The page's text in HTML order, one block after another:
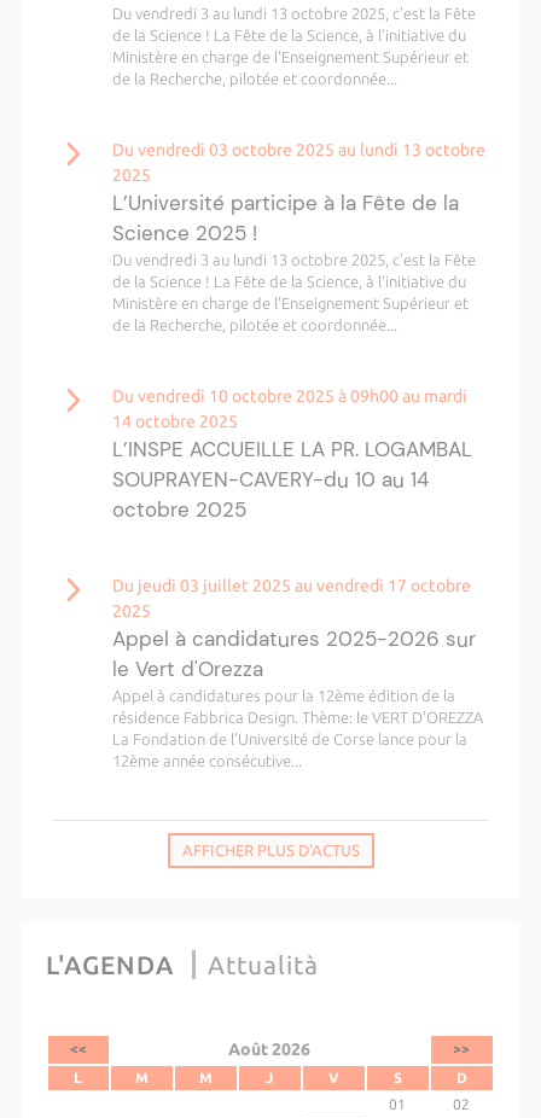
Du vendredi 3 au lundi 13 octobre 2025, c'est la Fête
de la Science ! La Fête de la Science, à l’initiative du
Ministère en charge de l’Enseignement Supérieur et
de la Recherche, pilotée et coordonnée...
Du vendredi 03 octobre 2025 au lundi 13 octobre
2025
L’Université participe à la Fête de la
Science 2025 !
Du vendredi 3 au lundi 13 octobre 2025, c'est la Fête
de la Science ! La Fête de la Science, à l’initiative du
Ministère en charge de l’Enseignement Supérieur et
de la Recherche, pilotée et coordonnée...
Du vendredi 10 octobre 2025 à 09h00 au mardi
14 octobre 2025
L’INSPE ACCUEILLE LA PR. LOGAMBAL
SOUPRAYEN-CAVERY-du 10 au 14
octobre 2025
Du jeudi 03 juillet 2025 au vendredi 17 octobre
2025
Appel à candidatures 2025-2026 sur
le Vert d'Orezza
Appel à candidatures pour la 12ème édition de la
résidence Fabbrica Design. Thème: le VERT D'OREZZA
La Fondation de l'Université de Corse lance pour la
12ème année consécutive...
AFFICHER PLUS D'ACTUS
L'AGENDA Attualità
<< Août 2026
>>
L
M M J V S
D
01
02